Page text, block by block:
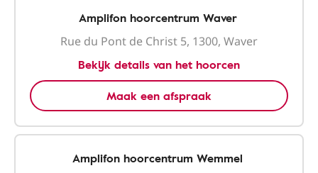
Amplifon hoorcentrum Waver
Rue du Pont de Christ 5, 1300, Waver
Bekijk details van het hoorcen
Maak een afspraak
Amplifon hoorcentrum Wemmel